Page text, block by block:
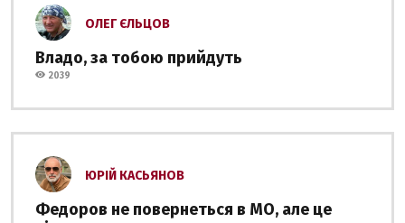
ОЛЕГ ЄЛЬЦОВ
Владо, за тобою прийдуть
2039
ЮРІЙ КАСЬЯНОВ
Федоров не повернеться в МО, але це